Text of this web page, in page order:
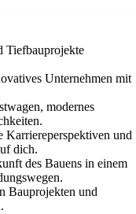
Tiefbauprojekte
Unternehmen mit
modernes
Karriereperspektiven und
dich.
des Bauens in einem
Bauprojekten und